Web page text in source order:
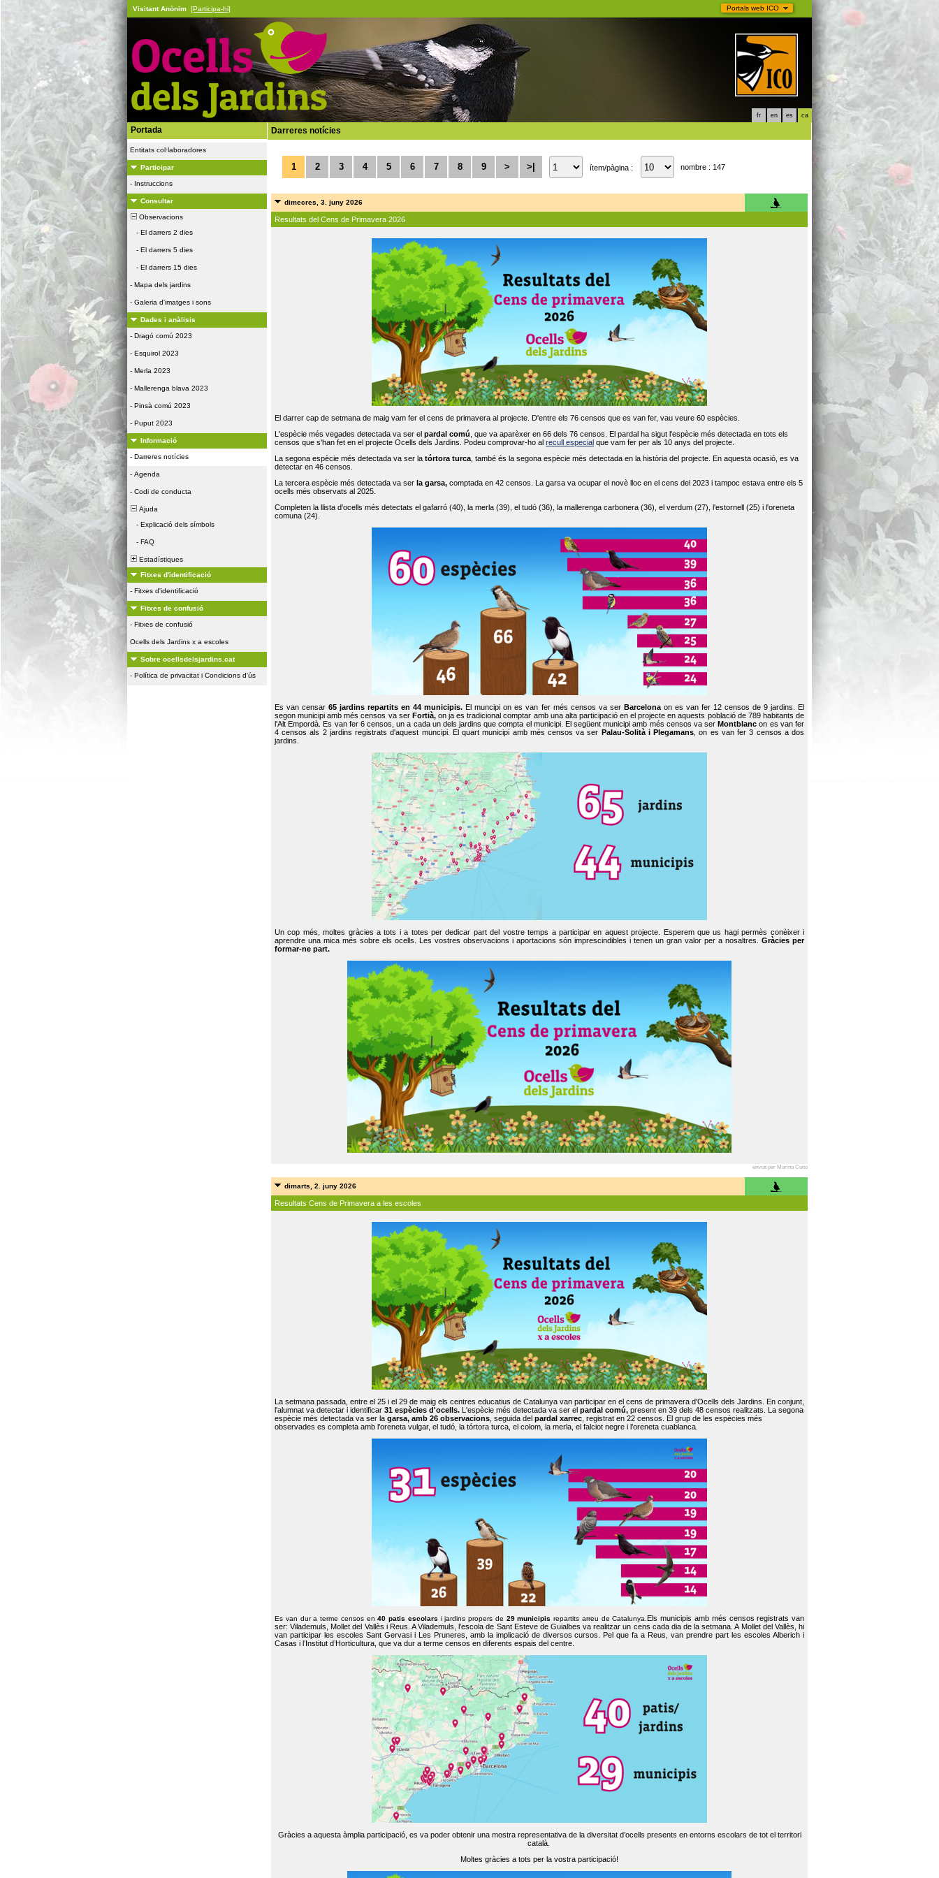
Portals web ICO
Visitant Anònim [Participa-hi]
fr en es ca
Portada
Entitats col·laboradores
Participar
- Instruccions
Consultar
Observacions
- El darrers 2 dies
- El darrers 5 dies
- El darrers 15 dies
- Mapa dels jardins
- Galeria d'imatges i sons
Dades i anàlisis
- Dragó comú 2023
- Esquirol 2023
- Merla 2023
- Mallerenga blava 2023
- Pinsà comú 2023
- Puput 2023
Informació
- Darreres notícies
- Agenda
- Codi de conducta
Ajuda
- Explicació dels símbols
- FAQ
Estadístiques
Fitxes d'identificació
- Fitxes d'identificació
Fitxes de confusió
- Fitxes de confusió
Ocells dels Jardins x a escoles
Sobre ocellsdelsjardins.cat
- Política de privacitat i Condicions d'ús
Darreres notícies
1 2 3 4 5 6 7 8 9 > >| ítem/pàgina : nombre : 147
dimecres, 3. juny 2026
Resultats del Cens de Primavera 2026
El darrer cap de setmana de maig vam fer el cens de primavera al projecte. D'entre els 76 censos que es van fer, vau veure 60 espècies.
L'espècie més vegades detectada va ser el pardal comú , que va aparèxer en 66 dels 76 censos. El pardal ha sigut l'espècie més detectada en tots els
censos que s'han fet en el projecte Ocells dels Jardins. Podeu comprovar-ho al recull especial que vam fer per als 10 anys del projecte.
La segona espècie més detectada va ser la tórtora turca , també és la segona espècie més detectada en la història del projecte. En aquesta ocasió, es va
detectar en 46 censos.
La tercera espècie més detectada va ser la garsa, comptada en 42 censos. La garsa va ocupar el novè lloc en el cens del 2023 i tampoc estava entre els 5
ocells més observats al 2025.
Completen la llista d'ocells més detectats el gafarró (40), la merla (39), el tudó (36), la mallerenga carbonera (36), el verdum (27), l'estornell (25) i l'oreneta
comuna (24).
Es van censar65 jardins repartits en 44 municipis. El muncipi on es van fer més censos va ser Barcelonaon es van fer 12 censos de 9 jardins. El
segon municipi amb més censos va ser Fortià, on ja es tradicional comptar amb una alta participació en el projecte en aquests població de 789 habitants de
l'Alt Empordà. Es van fer 6 censos, un a cada un dels jardins que compta el municipi. El següent municipi amb més censos va serMontblanc on es van fer
4 censos als 2 jardins registrats d'aquest muncipi. El quart municipi amb més censos va ser Palau-Solità i Plegamans , on es van fer 3 censos a dos
jardins.
Un cop més, moltes gràcies a tots i a totes per dedicar part del vostre temps a participar en aquest projecte. Esperem que us hagi permès conèixer i
aprendre una mica més sobre els ocells. Les vostres observacions i aportacions són imprescindibles i tenen un gran valor per a nosaltres. Gràcies per
formar-ne part.
enviat per Marina Cuito
dimarts, 2. juny 2026
Resultats Cens de Primavera a les escoles
La setmana passada, entre el 25 i el 29 de maig els centres educatius de Catalunya van participar en el cens de primavera d'Ocells dels Jardins. En conjunt,
l'alumnat va detectar i identificar 31 espècies d'ocells. L'espècie més detectada va ser el pardal comú, present en 39 dels 48 censos realitzats. La segona
espècie més detectada va ser la garsa, amb 26 observacions , seguida del pardal xarrec , registrat en 22 censos. El grup de les espècies més
observades es completa amb l’oreneta vulgar, el tudó, la tórtora turca, el colom, la merla, el falciot negre i l’oreneta cuablanca.
Es van dur a terme censos en40 patis escolars i jardins propers de 29 municipis repartits arreu de Catalunya. Els municipis amb més censos registrats van
ser: Vilademuls, Mollet del Vallès i Reus. A Vilademuls, l’escola de Sant Esteve de Guialbes va realitzar un cens cada dia de la setmana. A Mollet del Vallès, hi
van participar les escoles Sant Gervasi i Les Pruneres, amb la implicació de diversos cursos. Pel que fa a Reus, van prendre part les escoles Alberich i
Casas i l’Institut d’Horticultura, que va dur a terme censos en diferents espais del centre.
Gràcies a aquesta àmplia participació, es va poder obtenir una mostra representativa de la diversitat d’ocells presents en entorns escolars de tot el territori
català.
Moltes gràcies a tots per la vostra participació!